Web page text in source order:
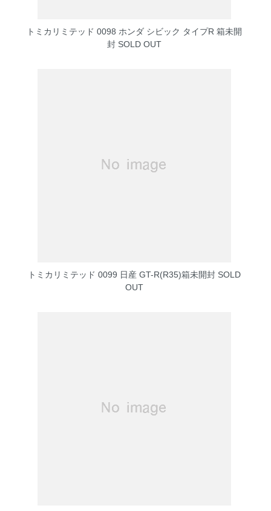
トミカリミテッド 0098 ホンダ シビック タイプR 箱未開
封SOLD OUT
トミカリミテッド 0099 日産 GT-R(R35)箱未開封SOLD
OUT